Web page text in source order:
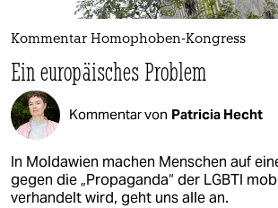
Kommentar Homophoben-Kongress
Ein europäisches Problem
Kommentar von Patricia Hecht
In Moldawien machen Menschen auf
gegen die „Propaganda“ der LGBTI
verhandelt wird, geht uns alle an.